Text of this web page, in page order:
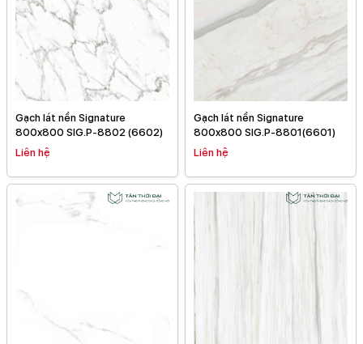
Gạch lát nền Signature
800x800 SIG.P-8802 (6602)
Liên hệ
Gạch lát nền Signature
800x800 SIG.P-8801(6601)
Liên hệ